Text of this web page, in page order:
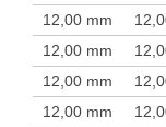
12,00 mm
12,00 mm
12,00 mm
12,00 mm